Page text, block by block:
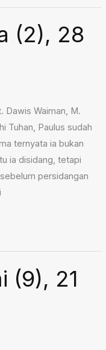
(2), 28
Dawis Waiman, M.
Tuhan, Paulus sudah
ternyata ia bukan
ia disidang, tetapi
persidangan
(9), 21